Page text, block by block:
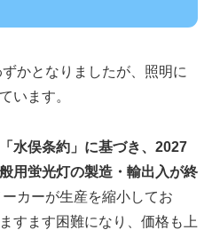
かとなりましたが、照明に
います。
「水俣条約」に基づき、2027
用蛍光灯の製造・輸出入が終
カーが生産を縮小してお
すます困難になり、価格も上